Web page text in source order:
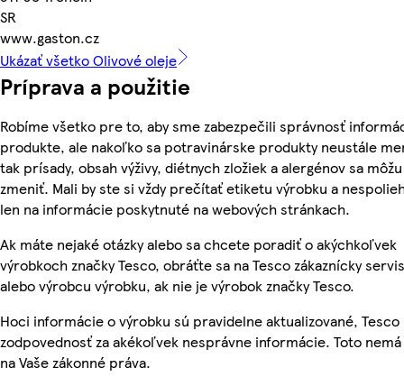
SR
www.gaston.cz
Ukázať všetko Olivové oleje
Príprava a použitie
Robíme všetko pre to, aby sme zabezpečili správnosť
produkte, ale nakoľko sa potravinárske produkty neustále
tak prísady, obsah výživy, diétnych zložiek a alergénov sa môžu
zmeniť. Mali by ste si vždy prečítať etiketu výrobku a
len na informácie poskytnuté na webových stránkach.
Ak máte nejaké otázky alebo sa chcete poradiť o akýchkoľvek
výrobkoch značky Tesco, obráťte sa na Tesco zákaznícky
alebo výrobcu výrobku, ak nie je výrobok značky Tesco.
Hoci informácie o výrobku sú pravidelne aktualizované, Tesco
zodpovednosť za akékoľvek nesprávne informácie. Toto
na Vaše zákonné práva.